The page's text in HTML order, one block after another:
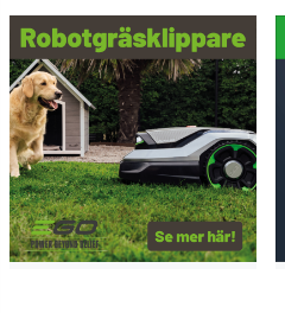
CENTROTEC bitshållare
snabbchuck FastFix-
bältesklämma, i Systainer
Service all-inclusive. Ingår
Festool-verktyg.--> Mer